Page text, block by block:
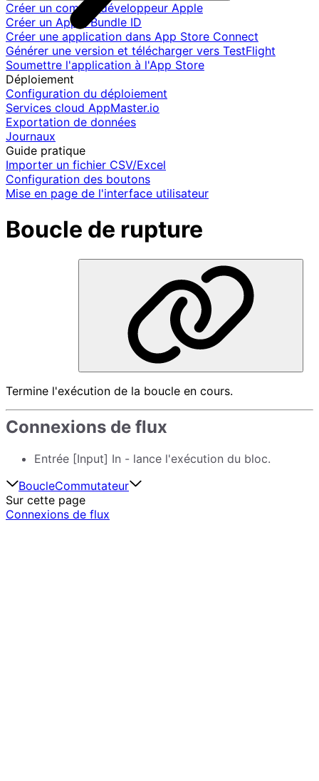
Créer un compte développeur Apple
Créer un Apple Bundle ID
Créer une application dans App Store Connect
Générer une version et télécharger vers TestFlight
Soumettre l'application à l'App Store
Déploiement
Configuration du déploiement
Services cloud AppMaster.io
Exportation de données
Journaux
Guide pratique
Importer un fichier CSV/Excel
Configuration des boutons
Mise en page de l'interface utilisateur
Boucle de rupture
Termine l'exécution de la boucle en cours.
Connexions de flux
Entrée [Input] In - lance l'exécution du bloc.
BoucleCommutateur
Sur cette page
Connexions de flux